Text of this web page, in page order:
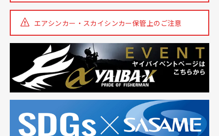
エアシンカー・スカイシンカー保管上のご注意